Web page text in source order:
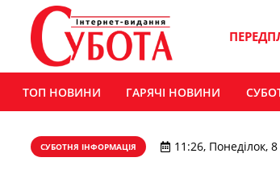
ТОП НОВИНИ ГАРЯЧІ НОВИНИ
СУБОТНЯ ІНФОРМАЦІЯ 11:26, Понеділок,